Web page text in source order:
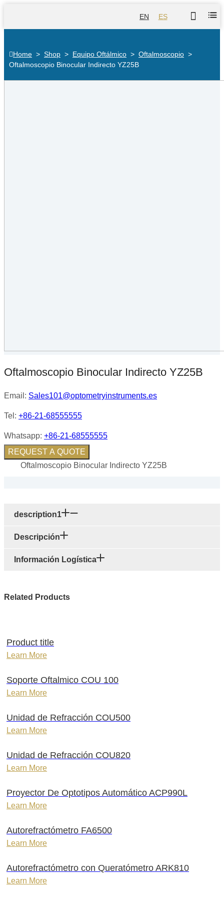
EN ES
Home > Shop > Equipo Oftálmico > Oftalmoscopio >
Oftalmoscopio Binocular Indirecto YZ25B
Oftalmoscopio Binocular Indirecto YZ25B
Email: Sales101@optometryinstruments.es
Tel: +86-21-68555555
Whatsapp: +86-21-68555555
REQUEST A QUOTE
Oftalmoscopio Binocular Indirecto YZ25B
description1
Descripción
Información Logística
Related Products
Product title
Learn More
Soporte Oftalmico COU 100
Learn More
Unidad de Refracción COU500
Learn More
Unidad de Refracción COU820
Learn More
Proyector De Optotipos Automático ACP990L
Learn More
Autorefractómetro FA6500
Learn More
Autorefractómetro con Queratómetro ARK810
Learn More